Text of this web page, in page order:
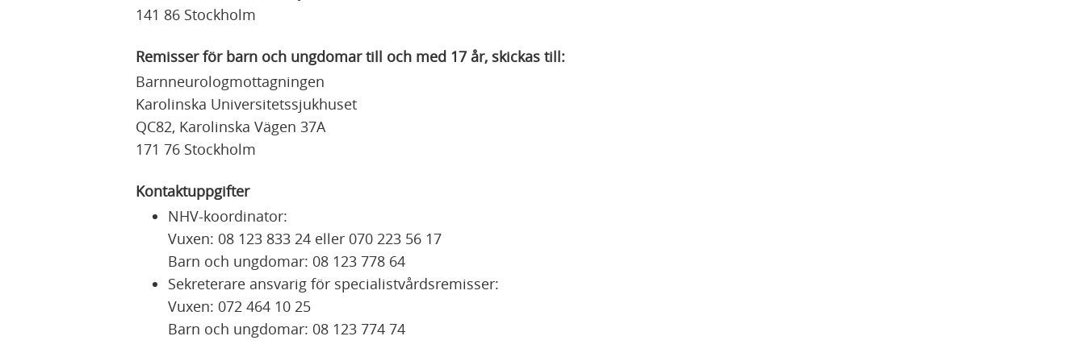
141 86 Stockholm
Remisser för barn och ungdomar till och med 17 år, skickas till:
Barnneurologmottagningen
Karolinska Universitetssjukhuset
QC82, Karolinska Vägen 37A
171 76 Stockholm
Kontaktuppgifter
NHV-koordinator:
Vuxen: 08 123 833 24 eller 070 223 56 17
Barn och ungdomar: 08 123 778 64
Sekreterare ansvarig för specialistvårdsremisser:
Vuxen: 072 464 10 25
Barn och ungdomar: 08 123 774 74